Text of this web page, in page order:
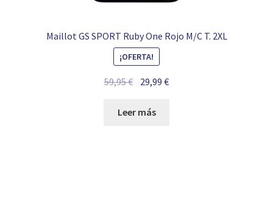
Maillot GS SPORT Ruby One Rojo M/C T. 2XL
¡OFERTA!
59,95€ El
original
29,99€El
Leer más